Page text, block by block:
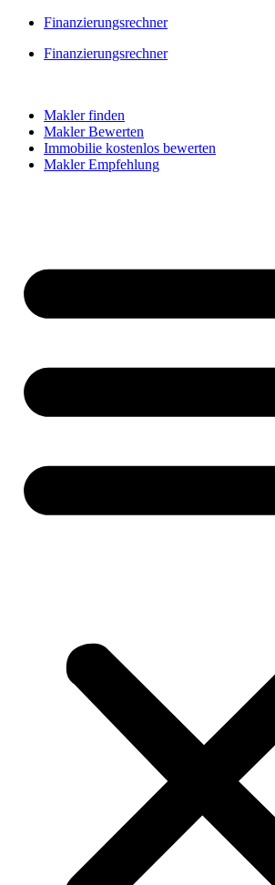
Skip
content
Finanzierungsrechner
Finanzierungsrechner
Makler finden
Makler Bewerten
Immobilie kostenlos bewerten
Makler Empfehlung